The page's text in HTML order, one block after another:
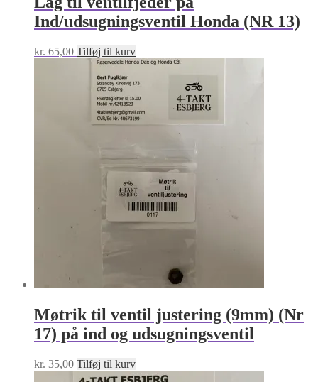
Ind/udsugningsventil Honda (NR 13)
kr. 65,00 Tilføj til kurv
Møtrik til ventil justering (9mm) (Nr
17) på ind og udsugningsventil
kr. 35,00 Tilføj til kurv